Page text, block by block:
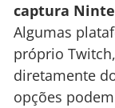
captura
Algumas
próprio
diretamente
opções